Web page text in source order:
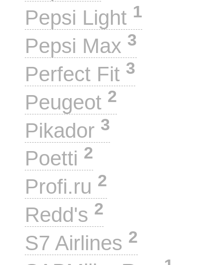
Pepsi Light 1
Pepsi Max 3
Perfect Fit 3
Peugeot 2
Pikador 3
Poetti 2
Profi.ru 2
Redd's 2
S7 Airlines 2